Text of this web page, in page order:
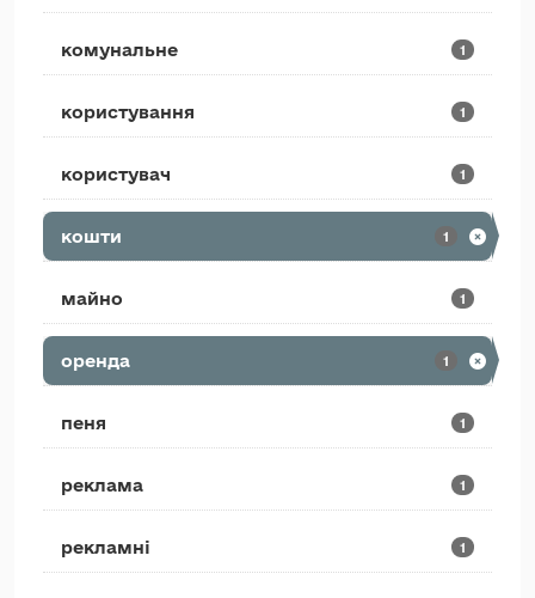
комунальне 1
користування 1
користувач 1
кошти 1
майно 1
оренда 1
пеня 1
реклама 1
рекламні 1